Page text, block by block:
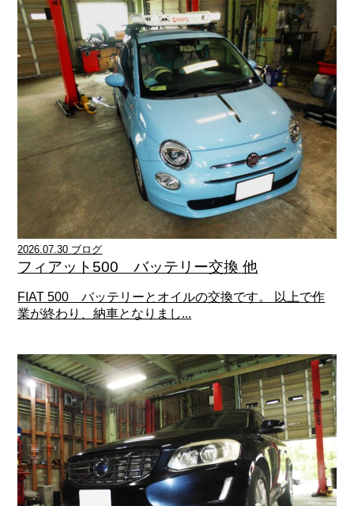
2026.07.30 ブログ
フィアット500 バッテリー交換 他
FIAT 500 バッテリーとオイルの交換です。 以上で作
業が終わり、納車となりまし...